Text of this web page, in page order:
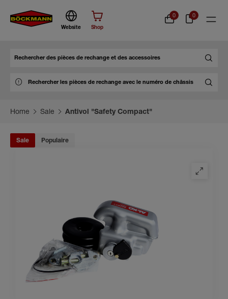
Website Shop
0 0
Home Sale Antivol "Safety Compact"
Sale Populaire